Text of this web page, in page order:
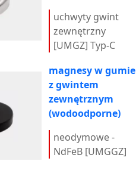
uchwyty gwint
zewnętrzny
[UMGZ] Typ-C
magnesy w gumie
z gwintem
zewnętrznym
(wodoodporne)
neodymowe -
NdFeB [UMGGZ]